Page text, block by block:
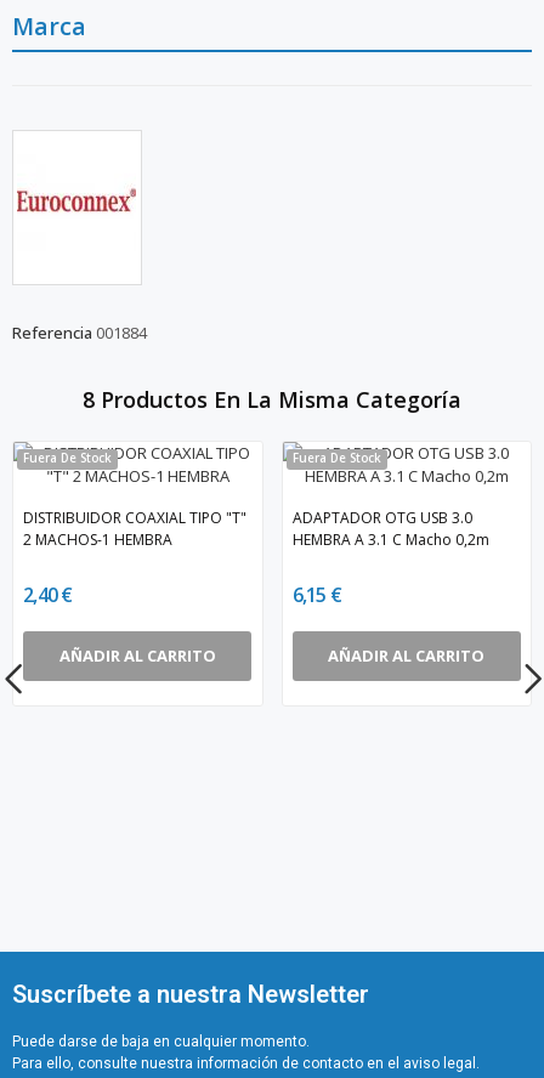
Marca
Referencia 001884
8 Productos En La Misma Categoría
Fuera De Stock
DISTRIBUIDOR COAXIAL TIPO "T"
2 MACHOS-1 HEMBRA
2,40 €
AÑADIR AL CARRITO
Fuera De Stock
ADAPTADOR OTG USB 3.0
HEMBRA A 3.1 C Macho 0,2m
6,15 €
AÑADIR AL CARRITO
Suscríbete a nuestra Newsletter
Puede darse de baja en cualquier momento.
Para ello, consulte nuestra información de contacto en el aviso legal.